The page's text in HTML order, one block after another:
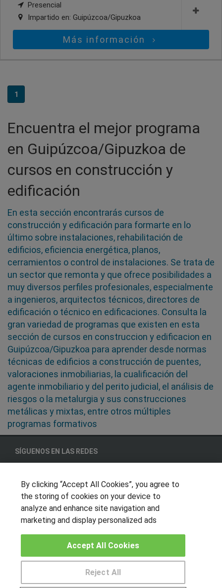
Presencial
Impartido en: Guipúzcoa/Gipuzkoa
Más información
1
Encuentra el mejor programa
en Guipúzcoa/Gipuzkoa de
cursos en construcción y
edificación
En esta sección encontrarás cursos de
construcción y edificación para formarte en lo
último sobre instalaciones, rehabilitación de
edificios, eficiencia energética, planos,
cerramientos o control de instalaciones. Se trata de
un sector que remonta y que ofrece posibilidades a
muy diversos perfiles profesionales, especialmente
a ingenieros, arquitectos técnicos, directores de
edificación o técnico en edificaciones. Consulta la
gran variedad de programas que existen en esta
sección de cursos en construccion y edificacion en
Guipúzcoa/Gipuzkoa para aprender desde normas
técnicas de edificios a construcción de puentes,
valoraciones inmobiliarias, la cualificación del
agente inmobiliario y del perito judicial, el análisis de
riesgos o la metalurgia y sus construcciones
metálicas y mixtas, entre otros múltiples
programas formativos
SÍGUENOS EN LAS REDES
OTROS GRUPOS DE INTERES
Muro de los idiomas
Locos por las becas
CENTROS DE FORMACIÓN
By clicking “Accept All Cookies”, you agree to
the storing of cookies on your device to
analyze and enhance site navigation and
marketing and display personalized ads
Reject All
Accept All Cookies